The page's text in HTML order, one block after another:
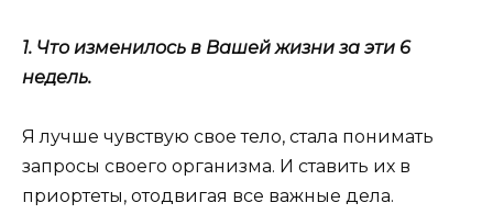
1. Что изменилось в Вашей жизни за эти 6
недель.
Я лучше чувствую свое тело, стала понимать
запросы своего организма. И ставить их в
приортеты, отодвигая все важные дела.